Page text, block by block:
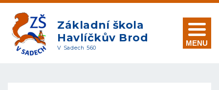
Základní škola
Havlíčkův Brod
V Sadech 560
MENU